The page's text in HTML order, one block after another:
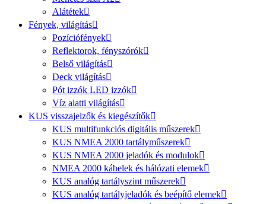
Alátétek
Fények, világítás
Pozíciófények
Reflektorok, fényszórók
Belső világítás
Deck világítás
Pót izzók LED izzók
Víz alatti világítás
KUS visszajelzők és kiegészítők
KUS multifunkciós digitális műszerek
KUS NMEA 2000 tartályműszerek
KUS NMEA 2000 jeladók és modulok
NMEA 2000 kábelek és hálózati elemek
KUS analóg tartályszint műszerek
KUS analóg tartályjeladók és beépítő elemek